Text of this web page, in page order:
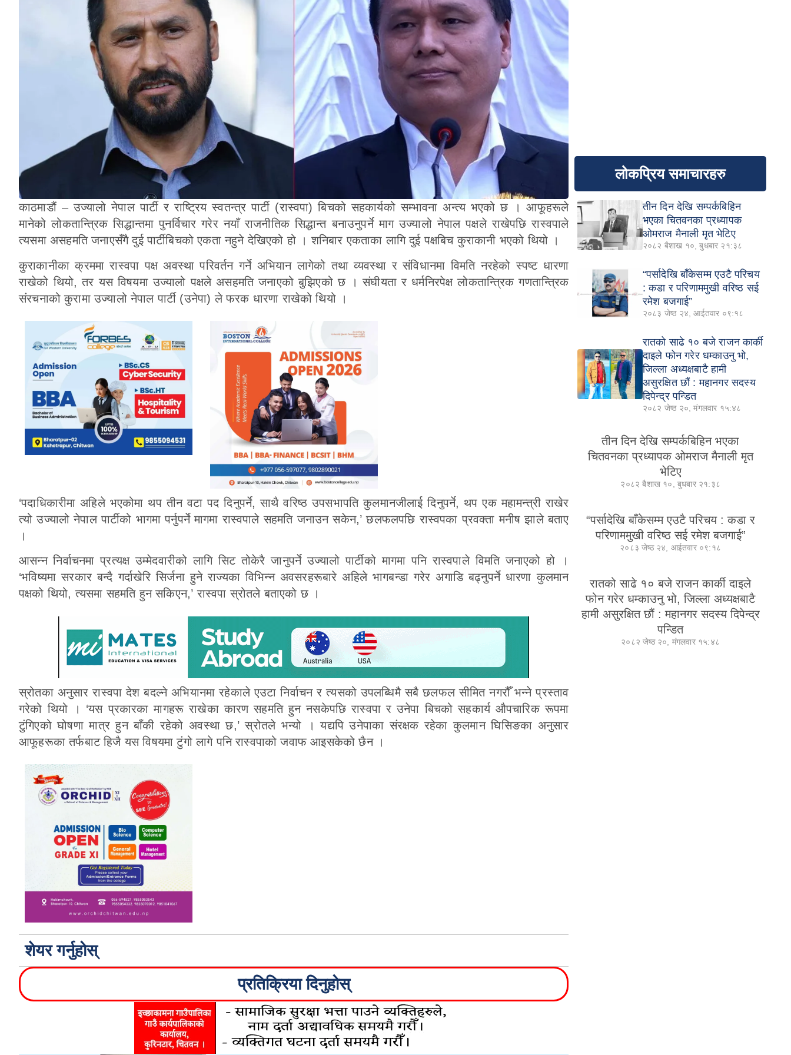
काठमाडौं – उज्यालो नेपाल पार्टी र राष्ट्रिय स्वतन्त्र पार्टी (रास्वपा) बिचको सहकार्यको सम्भावना अन्त्य भएको छ । आफूहरूले
मानेको लोकतान्त्रिक सिद्धान्तमा पुनर्विचार गरेर नयाँ राजनीतिक सिद्धान्त बनाउनुपर्ने माग उज्यालो नेपाल पक्षले राखेपछि रास्वपाले
त्यसमा असहमति जनाएसँगै दुई पार्टीबिचको एकता नहुने देखिएको हो । शनिबार एकताका लागि दुई पक्षबिच कुराकानी भएको थियो ।
कुराकानीका क्रममा रास्वपा पक्ष अवस्था परिवर्तन गर्ने अभियान लागेको तथा व्यवस्था र संविधानमा विमति नरहेको स्पष्ट धारणा
राखेको थियो, तर यस विषयमा उज्यालो पक्षले असहमति जनाएको बुझिएको छ । संघीयता र धर्मनिरपेक्ष लोकतान्त्रिक गणतान्त्रिक
संरचनाको कुरामा उज्यालो नेपाल पार्टी (उनेपा) ले फरक धारणा राखेको थियो ।
‘पदाधिकारीमा अहिले भएकोमा थप तीन वटा पद दिनुपर्ने, साथै वरिष्ठ उपसभापति कुलमानजीलाई दिनुपर्ने, थप एक महामन्त्री राखेर
त्यो उज्यालो नेपाल पार्टीको भागमा पर्नुपर्ने मागमा रास्वपाले सहमति जनाउन सकेन,’ छलफलपछि रास्वपका प्रवक्ता मनीष झाले बताए
।
आसन्न निर्वाचनमा प्रत्यक्ष उम्मेदवारीको लागि सिट तोकेरै जानुपर्ने उज्यालो पार्टीको मागमा पनि रास्वपाले विमति जनाएको हो ।
‘भविष्यमा सरकार बन्दै गर्दाखेरि सिर्जना हुने राज्यका विभिन्न अवसरहरूबारे अहिले भागबन्डा गरेर अगाडि बढ्नुपर्ने धारणा कुलमान
पक्षको थियो, त्यसमा सहमति हुन सकिएन,’ रास्वपा स्रोतले बताएको छ ।
स्रोतका अनुसार रास्वपा देश बदल्ने अभियानमा रहेकाले एउटा निर्वाचन र त्यसको उपलब्धिमै सबै छलफल सीमित नगरौँ भन्ने प्रस्ताव
गरेको थियो । ‘यस प्रकारका मागहरू राखेका कारण सहमति हुन नसकेपछि रास्वपा र उनेपा बिचको सहकार्य औपचारिक रूपमा
टुंगिएको घोषणा मात्र हुन बाँकी रहेको अवस्था छ,’ स्रोतले भन्यो । यद्यपि उनेपाका संरक्षक रहेका कुलमान घिसिङका अनुसार
आफूहरूका तर्फबाट हिजै यस विषयमा टुंगो लागे पनि रास्वपाको जवाफ आइसकेको छैन ।
शेयर गर्नुहोस्
प्रतिक्रिया दिनुहोस्
लोकप्रिय समाचारहरु
तीन दिन देखि सम्पर्कबिहिन
भएका चितवनका प्रध्यापक
ओमराज मैनाली मृत भेटिए
२०८२ बैशाख १०, बुधबार २१:३८
“पर्सादेखि बाँकेसम्म एउटै परिचय
: कडा र परिणाममुखी वरिष्ठ सई
रमेश बजगाई”
२०८३ जेष्ठ २४, आईतवार ०९:१८
रातको साढे १० बजे राजन कार्की
दाइले फोन गरेर धम्काउनु भो,
जिल्ला अध्यक्षबाटै हामी
असुरक्षित छौं : महानगर सदस्य
दिपेन्द्र पन्डित
२०८२ जेष्ठ २०, मंगलवार १५:४८
तीन दिन देखि सम्पर्कबिहिन भएका
चितवनका प्रध्यापक ओमराज मैनाली मृत
भेटिए
२०८२ बैशाख १०, बुधबार २१:३८
“पर्सादेखि बाँकेसम्म एउटै परिचय : कडा र
परिणाममुखी वरिष्ठ सई रमेश बजगाई”
२०८३ जेष्ठ २४, आईतवार ०९:१८
रातको साढे १० बजे राजन कार्की दाइले
फोन गरेर धम्काउनु भो, जिल्ला अध्यक्षबाटै
हामी असुरक्षित छौं : महानगर सदस्य दिपेन्द्र
पन्डित
२०८२ जेष्ठ २०, मंगलवार १५:४८